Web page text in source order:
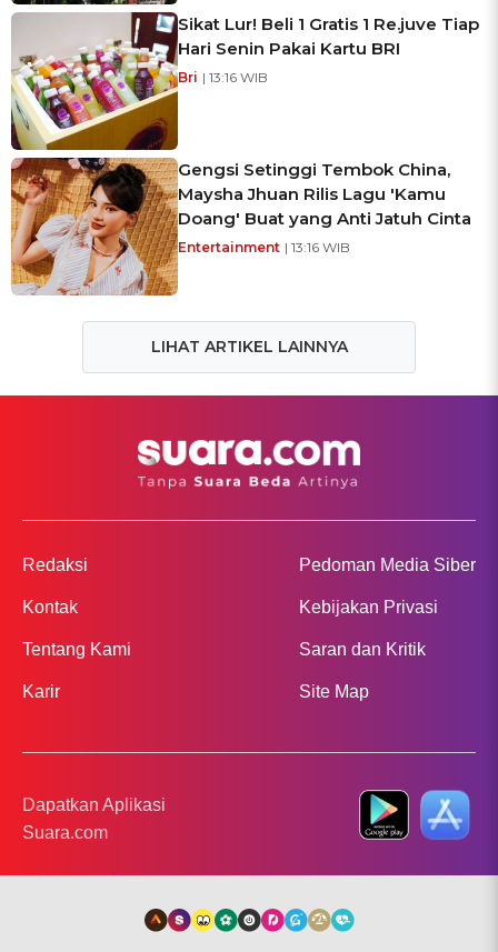
Sikat Lur! Beli 1 Gratis 1 Re.juve Tiap
Hari Senin Pakai Kartu BRI
Bri | 13:16 WIB
Gengsi Setinggi Tembok China,
Maysha Jhuan Rilis Lagu 'Kamu
Doang' Buat yang Anti Jatuh Cinta
Entertainment | 13:16 WIB
LIHAT ARTIKEL LAINNYA
Redaksi
Kontak
Tentang Kami
Karir
Pedoman Media Siber
Kebijakan Privasi
Saran dan Kritik
Site Map
Dapatkan Aplikasi
Suara.com